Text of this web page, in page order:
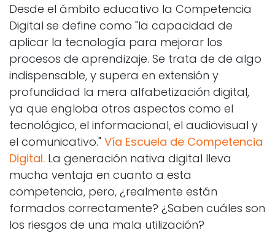
Desde el ámbito educativo la Competencia
Digital se define como "la capacidad de
aplicar la tecnología para mejorar los
procesos de aprendizaje. Se trata de de algo
indispensable, y supera en extensión y
profundidad la mera alfabetización digital,
ya que engloba otros aspectos como el
tecnológico, el informacional, el audiovisual y
el comunicativo." Vía Escuela de Competencia
Digital. La generación nativa digital lleva
mucha ventaja en cuanto a esta
competencia, pero, ¿realmente están
formados correctamente? ¿Saben cuáles son
los riesgos de una mala utilización?